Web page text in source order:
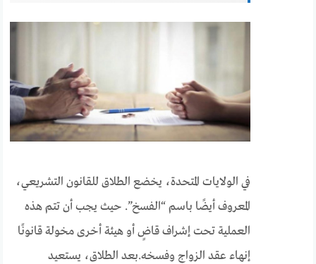
في الولايات المتحدة، يخضع الطلاق للقانون التشريعي،
المعروف أيضًا باسم “الفسخ”. حيث يجب أن تتم هذه
العملية تحت إشراف قاضٍ أو هيئة أخرى مخولة قانونًا
إنهاء عقد الزواج وفسخه.بعد الطلاق، يستعيد